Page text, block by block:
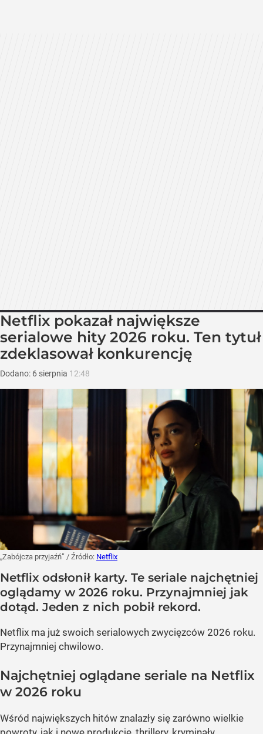
Netflix pokazał największe
serialowe hity 2026 roku. Ten tytuł
zdeklasował konkurencję
Dodano: 6 sierpnia 12:48
„Zabójcza przyjaźń” / Źródło: Netflix
Netflix odsłonił karty. Te seriale najchętniej
oglądamy w 2026 roku. Przynajmniej jak
dotąd. Jeden z nich pobił rekord.
Netflix ma już swoich serialowych zwycięzców 2026 roku.
Przynajmniej chwilowo.
Najchętniej oglądane seriale na Netflix
w 2026 roku
Wśród największych hitów znalazły się zarówno wielkie